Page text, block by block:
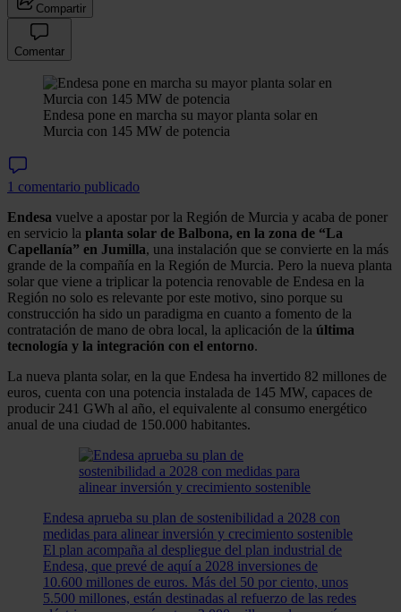
Compartir
Comentar
Endesa pone en marcha su mayor planta solar en
Murcia con 145 MW de potencia
1 comentario publicado
Endesa vuelve a apostar por la Región de Murcia y acaba de poner
en servicio la planta solar de Balbona, en la zona de “La
Capellanía” en Jumilla, una instalación que se convierte en la más
grande de la compañía en la Región de Murcia. Pero la nueva planta
solar que viene a triplicar la potencia renovable de Endesa en la
Región no solo es relevante por este motivo, sino porque su
construcción ha sido un paradigma en cuanto a fomento de la
contratación de mano de obra local, la aplicación de la última
tecnología y la integración con el entorno.
La nueva planta solar, en la que Endesa ha invertido 82 millones de
euros, cuenta con una potencia instalada de 145 MW, capaces de
producir 241 GWh al año, el equivalente al consumo energético
anual de una ciudad de 150.000 habitantes.
Endesa aprueba su plan de sostenibilidad a 2028 con
medidas para alinear inversión y crecimiento sostenible
El plan acompaña al despliegue del plan industrial de
Endesa, que prevé de aquí a 2028 inversiones de
10.600 millones de euros. Más del 50 por ciento, unos
5.500 millones, están destinadas al refuerzo de las redes